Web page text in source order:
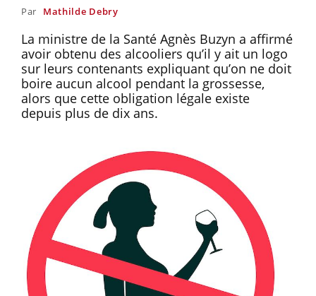
Par Mathilde Debry
La ministre de la Santé Agnès Buzyn a affirmé
avoir obtenu des alcooliers qu’il y ait un logo
sur leurs contenants expliquant qu’on ne doit
boire aucun alcool pendant la grossesse,
alors que cette obligation légale existe
depuis plus de dix ans.